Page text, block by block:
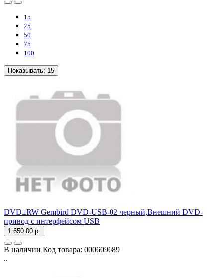
15
25
50
75
100
Показывать: 15
DVD±RW Gembird DVD-USB-02 черный,Внешний DVD-
привод с интерфейсом USB
1 650.00 р.
В наличии Код товара: 000609689
..